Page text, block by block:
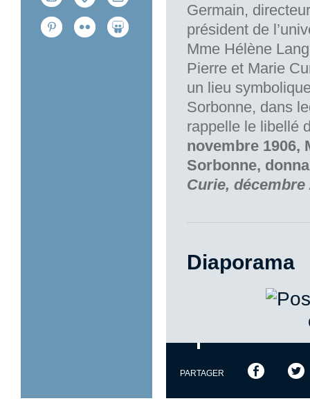
Germain,
président de
Mme Hélène
Pierre et Marie
un lieu
Sorbonne, dans
rappelle le libellé
novembre 1906,
Sorbonne,
Curie, décembre
Diaporama
PARTAGER